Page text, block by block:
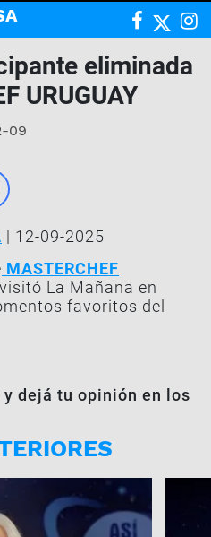
eliminada
URUGUAY
09
| 12-09-2025
MASTERCHEF
La Mañana en
favoritos del
dejá tu opinión en los